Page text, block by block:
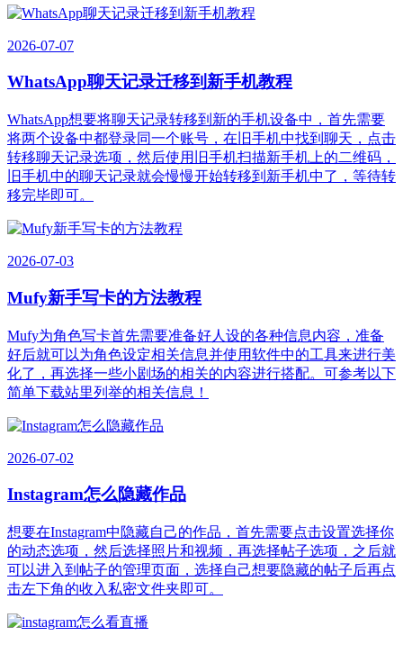
2026-07-07
WhatsApp聊天记录迁移到新手机教程
WhatsApp想要将聊天记录转移到新的手机设备中，首先需要
将两个设备中都登录同一个账号，在旧手机中找到聊天，点击
转移聊天记录选项，然后使用旧手机扫描新手机上的二维码，
旧手机中的聊天记录就会慢慢开始转移到新手机中了，等待转
移完毕即可。
2026-07-03
Mufy新手写卡的方法教程
Mufy为角色写卡首先需要准备好人设的各种信息内容，准备
好后就可以为角色设定相关信息并使用软件中的工具来进行美
化了，再选择一些小剧场的相关的内容进行搭配。可参考以下
简单下载站里列举的相关信息！
2026-07-02
Instagram怎么隐藏作品
想要在Instagram中隐藏自己的作品，首先需要点击设置选择你
的动态选项，然后选择照片和视频，再选择帖子选项，之后就
可以进入到帖子的管理页面，选择自己想要隐藏的帖子后再点
击左下角的收入私密文件夹即可。